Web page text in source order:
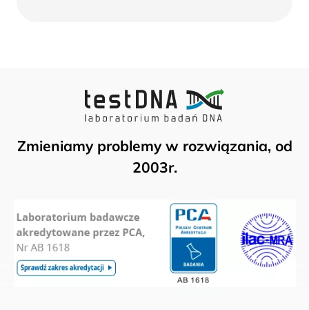
Zmieniamy problemy w rozwiązania, od
2003r.